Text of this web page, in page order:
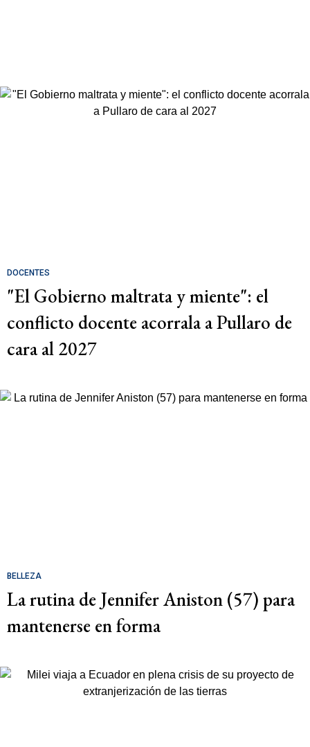
DOCENTES
"El Gobierno maltrata y miente": el
conflicto docente acorrala a Pullaro de
cara al 2027
BELLEZA
La rutina de Jennifer Aniston (57) para
mantenerse en forma